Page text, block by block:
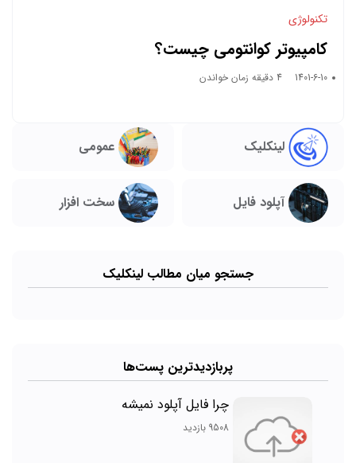
تکنولوژی
کامپیوتر کوانتومی چیست؟
1401-6-10 4 دقیقه زمان خواندن
لینکلیک عمومی
آپلود فایل سخت افزار
جستجو میان مطالب لینکلیک
پربازدیدترین پست‌ها
چرا فایل آپلود نمیشه
9508 بازدید